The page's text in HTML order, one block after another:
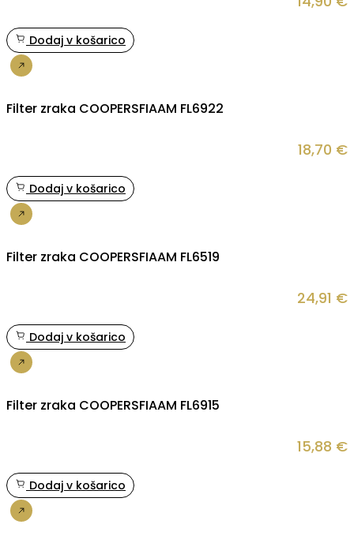
Dodaj v košarico
Filter zraka COOPERSFIAAM FL6922
18,70 €
Dodaj v košarico
Filter zraka COOPERSFIAAM FL6519
24,91 €
Dodaj v košarico
Filter zraka COOPERSFIAAM FL6915
15,88 €
Dodaj v košarico